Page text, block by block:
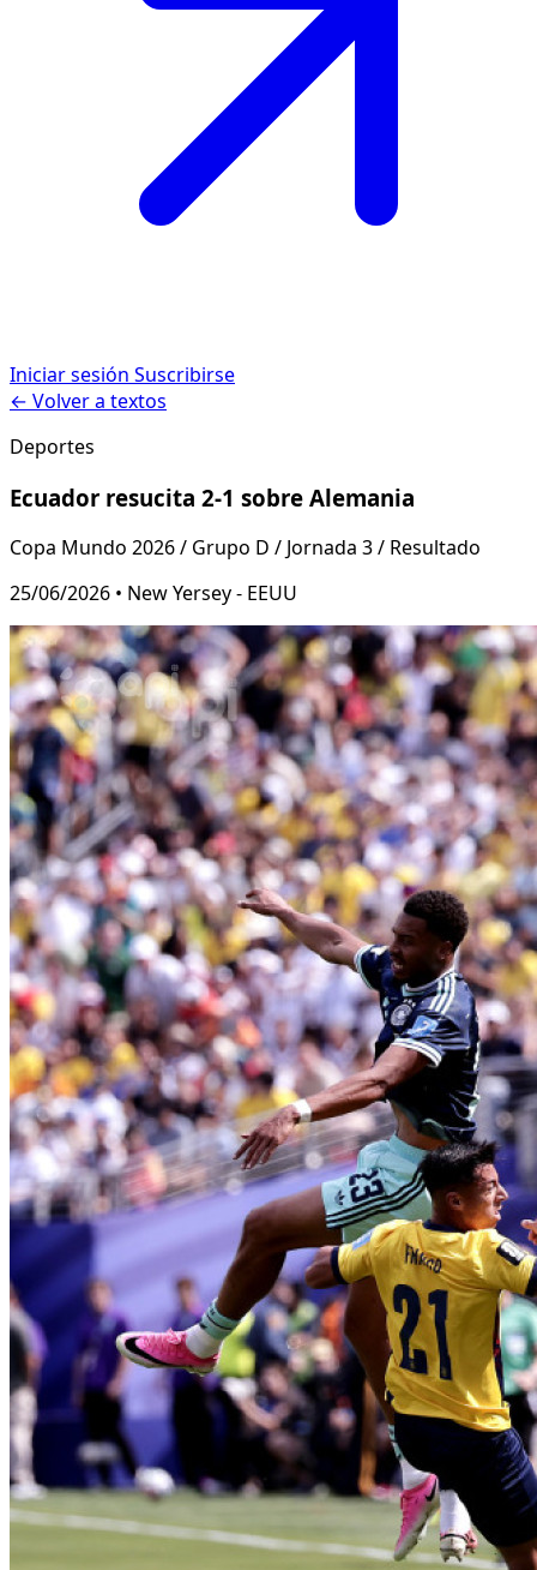
Iniciar sesión Suscribirse
← Volver a textos
Deportes
Ecuador resucita 2-1 sobre Alemania
Copa Mundo 2026 / Grupo D / Jornada 3 / Resultado
25/06/2026 • New Yersey - EEUU